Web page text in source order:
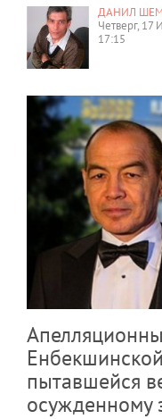
ДАНИЛ
Четверг, 17
17:15
пытавшейся
осужденному